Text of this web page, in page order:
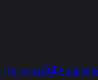
Terminal